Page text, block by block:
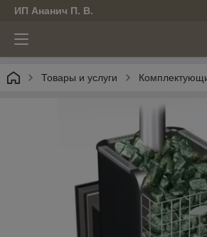
ИП Ананич П. В.
Товары и услуги